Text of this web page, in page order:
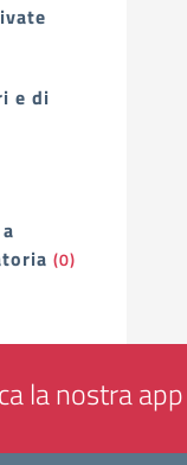
e di
(0)
la nostra